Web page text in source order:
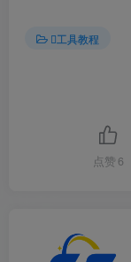
工具教程
点赞 6